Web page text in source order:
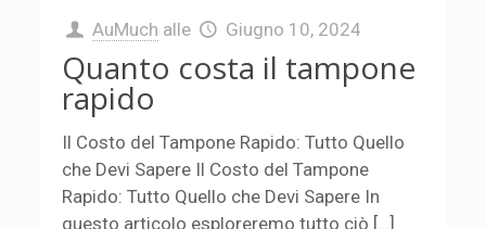
AuMuch alle Giugno 10, 2024
Quanto costa il tampone
rapido
Il Costo del Tampone Rapido: Tutto Quello
che Devi Sapere Il Costo del Tampone
Rapido: Tutto Quello che Devi Sapere In
questo articolo esploreremo tutto ciò […]